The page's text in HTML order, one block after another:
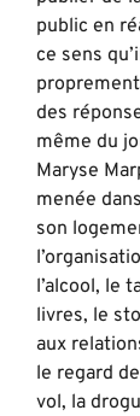
public en
ce sens
des
même du
Maryse
menée
son
l’alcool, le
livres, le
aux
le regard
vol, la